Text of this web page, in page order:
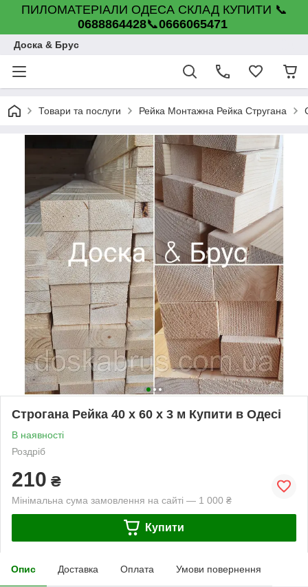
ПИЛОМАТЕРІАЛИ ОДЕСА СКЛАД КУПИТИ 📞
0688864428📞0666065471
Доска & Брус
Товари та послуги Рейка Монтажна Рейка Стругана
Строгана Рейка 40 х 60 х 3 м Купити в Одесі
В наявності
Роздріб
210 ₴
Мінімальна сума замовлення на сайті — 1 000 ₴
Купити
Опис Доставка Оплата Умови повернення